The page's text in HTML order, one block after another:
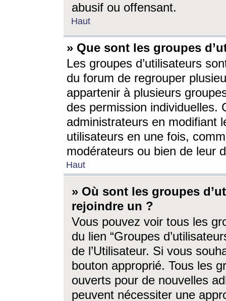
abusif ou offensant.
Haut
» Que sont les groupes
Les groupes d’utilisateurs
du forum de regrouper
appartenir à plusieurs
des permission individuelles.
administrateurs en modifiant
utilisateurs en une fois,
modérateurs ou bien de leur
Haut
» Où sont les groupes
rejoindre un ?
Vous pouvez voir tous les
du lien “Groupes
de l’Utilisateur. Si vous
bouton approprié. Tous les
ouverts pour de nouvelles
peuvent nécessiter une